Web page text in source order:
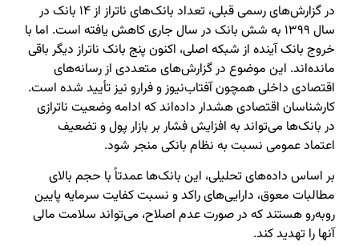
در گزارش‌های رسمی قبلی، تعداد بانک‌های ناتراز از ۱۴ بانک در
سال ۱۳۹۹ به شش بانک در سال جاری کاهش یافته است. اما با
خروج بانک آینده از شبکه اصلی، اکنون پنج بانک ناتراز دیگر باقی
مانده‌اند. این موضوع در گزارش‌های متعددی از رسانه‌های
اقتصادی داخلی همچون آفتاب‌نیوز و فرارو نیز تأیید شده است.
کارشناسان اقتصادی هشدار داده‌اند که ادامه وضعیت ناترازی
در بانک‌ها می‌تواند به افزایش فشار بر بازار پول و تضعیف
اعتماد عمومی نسبت به نظام بانکی منجر شود.
بر اساس داده‌های تحلیلی، این بانک‌ها عمدتاً با حجم بالای
مطالبات معوق، دارایی‌های راکد و نسبت کفایت سرمایه پایین
روبه‌رو هستند که در صورت عدم اصلاح، می‌تواند سلامت مالی
آنها را تهدید کند.